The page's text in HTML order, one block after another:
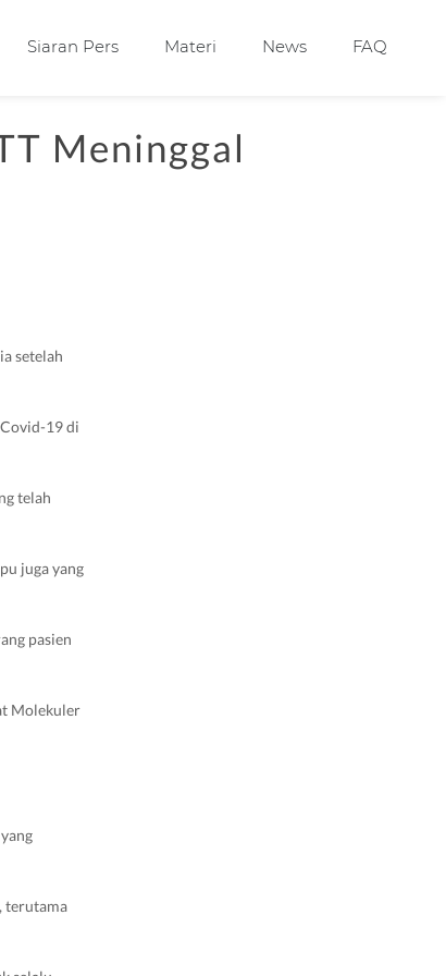
Siaran Pers Materi News FAQ
Meninggal
setelah
19 di
telah
juga yang
pasien
Molekuler
terutama